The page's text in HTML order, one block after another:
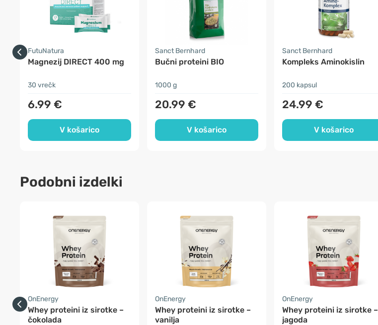
FutuNatura
Magnezij DIRECT 400 mg
30 vrečk
6.99 €
V košarico
Sanct Bernhard
Bučni proteini BIO
1000 g
20.99 €
V košarico
Sanct Bernhard
Kompleks Aminokislin
200 kapsul
24.99 €
V košarico
Podobni izdelki
OnEnergy
Whey proteini iz sirotke –
čokolada
OnEnergy
Whey proteini iz sirotke –
vanilja
OnEnergy
Whey proteini iz sirotke –
jagoda